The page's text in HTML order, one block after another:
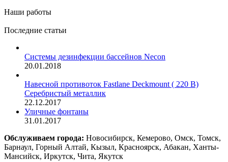
Наши работы
Последние статьи
Системы дезинфекции бассейнов Necon
20.01.2018
Навесной противоток Fastlane Deckmount ( 220 В)
Серебристый металлик
22.12.2017
Уличные фонтаны
31.01.2017
Обслуживаем города: Новосибирск, Кемерово, Омск, Томск,
Барнаул, Горный Алтай, Кызыл, Красноярск, Абакан, Ханты-
Мансийск, Иркутск, Чита, Якутск